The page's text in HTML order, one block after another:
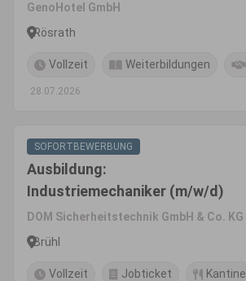
GenoHotel GmbH
Rösrath
Vollzeit Weiterbildungen
28.07.2026
SOFORTBEWERBUNG
Ausbildung:
Industriemechaniker (m/w/d)
DOM Sicherheitstechnik GmbH & Co. KG
Brühl
Vollzeit Jobticket Kantine